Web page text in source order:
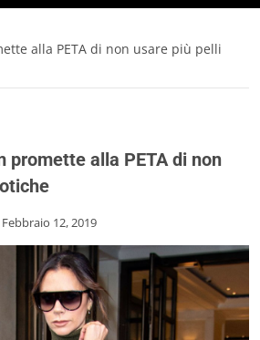
alla PETA di non usare più pelli
promette alla PETA di non
Febbraio 12, 2019